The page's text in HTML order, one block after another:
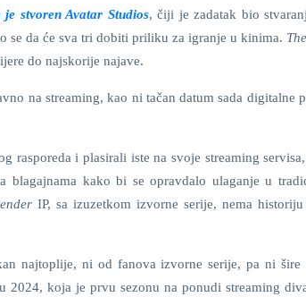
stvoren Avatar Studios, čiji je zadatak bio
se da će sva tri dobiti priliku za igranje u kinima.
do najskorije najave.
na streaming, kao ni tačan datum sada digitalne
rasporeda i plasirali iste na svoje streaming
kako bi se opravdalo ulaganje u
IP, sa izuzetkom izvorne serije, nema historiju
najtoplije, ni od fanova izvorne serije, pa ni šire
koja je prvu sezonu na ponudi streaming